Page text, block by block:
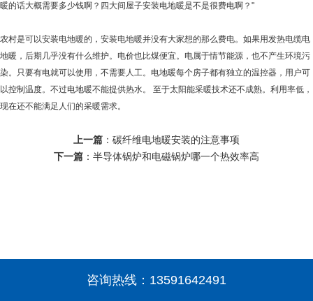
暖的话大概需要多少钱啊？四大间屋子安装电地暖是不是很费电啊？"
农村是可以安装电地暖的，安装电地暖并没有大家想的那么费电。如果用发热电缆电
地暖，后期几乎没有什么维护。电价也比煤便宜。电属于情节能源，也不产生环境污
染。只要有电就可以使用，不需要人工。电地暖每个房子都有独立的温控器，用户可
以控制温度。不过电地暖不能提供热水。 至于太阳能采暖技术还不成熟。利用率低，
现在还不能满足人们的采暖需求。
上一篇 ： 碳纤维电地暖安装的注意事项
下一篇 ： 半导体锅炉和电磁锅炉哪一个热效率高
咨询热线： 13591642491